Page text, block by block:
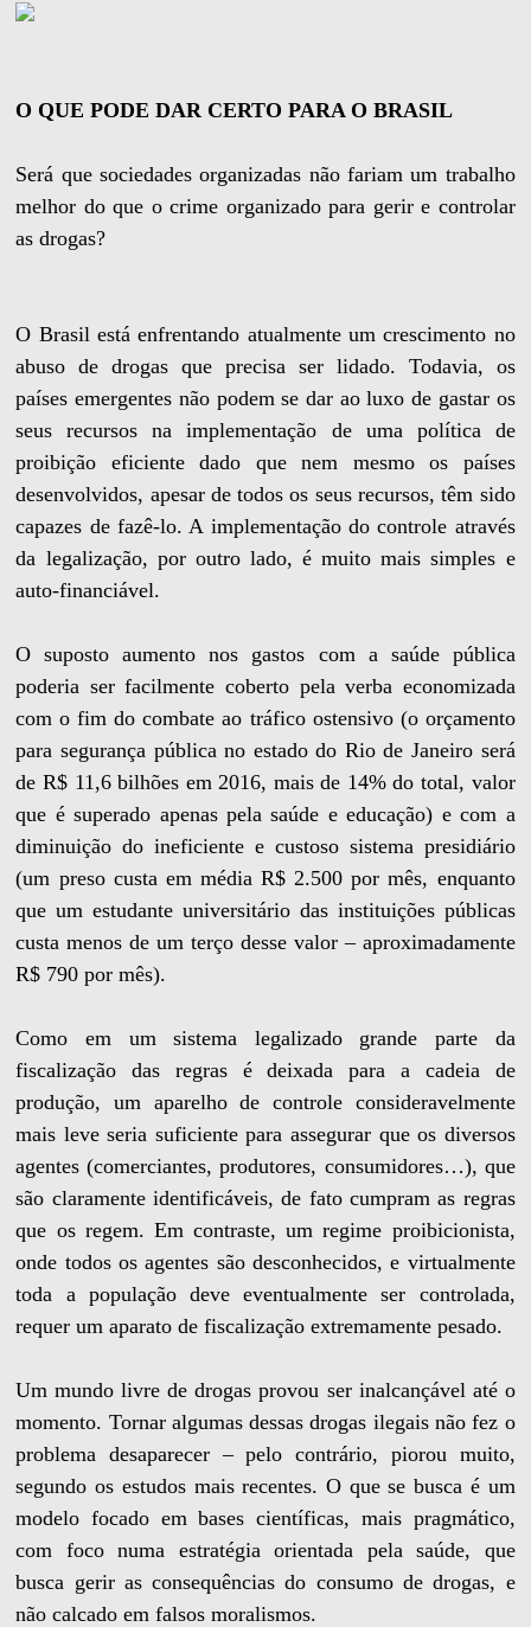
O QUE PODE DAR CERTO PARA O BRASIL
Será que sociedades organizadas não fariam um trabalho
melhor do que o crime organizado para gerir e controlar
as drogas?
O Brasil está enfrentando atualmente um crescimento no
abuso de drogas que precisa ser lidado. Todavia, os
países emergentes não podem se dar ao luxo de gastar os
seus recursos na implementação de uma política de
proibição eficiente dado que nem mesmo os países
desenvolvidos, apesar de todos os seus recursos, têm sido
capazes de fazê-lo. A implementação do controle através
da legalização, por outro lado, é muito mais simples e
auto-financiável.
O suposto aumento nos gastos com a saúde pública
poderia ser facilmente coberto pela verba economizada
com o fim do combate ao tráfico ostensivo (o orçamento
para segurança pública no estado do Rio de Janeiro será
de R$ 11,6 bilhões em 2016, mais de 14% do total, valor
que é superado apenas pela saúde e educação) e com a
diminuição do ineficiente e custoso sistema presidiário
(um preso custa em média R$ 2.500 por mês, enquanto
que um estudante universitário das instituições públicas
custa menos de um terço desse valor – aproximadamente
R$ 790 por mês).
Como em um sistema legalizado grande parte da
fiscalização das regras é deixada para a cadeia de
produção, um aparelho de controle consideravelmente
mais leve seria suficiente para assegurar que os diversos
agentes (comerciantes, produtores, consumidores…), que
são claramente identificáveis, de fato cumpram as regras
que os regem. Em contraste, um regime proibicionista,
onde todos os agentes são desconhecidos, e virtualmente
toda a população deve eventualmente ser controlada,
requer um aparato de fiscalização extremamente pesado.
Um mundo livre de drogas provou ser inalcançável até o
momento. Tornar algumas dessas drogas ilegais não fez o
problema desaparecer – pelo contrário, piorou muito,
segundo os estudos mais recentes. O que se busca é um
modelo focado em bases científicas, mais pragmático,
com foco numa estratégia orientada pela saúde, que
busca gerir as consequências do consumo de drogas, e
não calcado em falsos moralismos.